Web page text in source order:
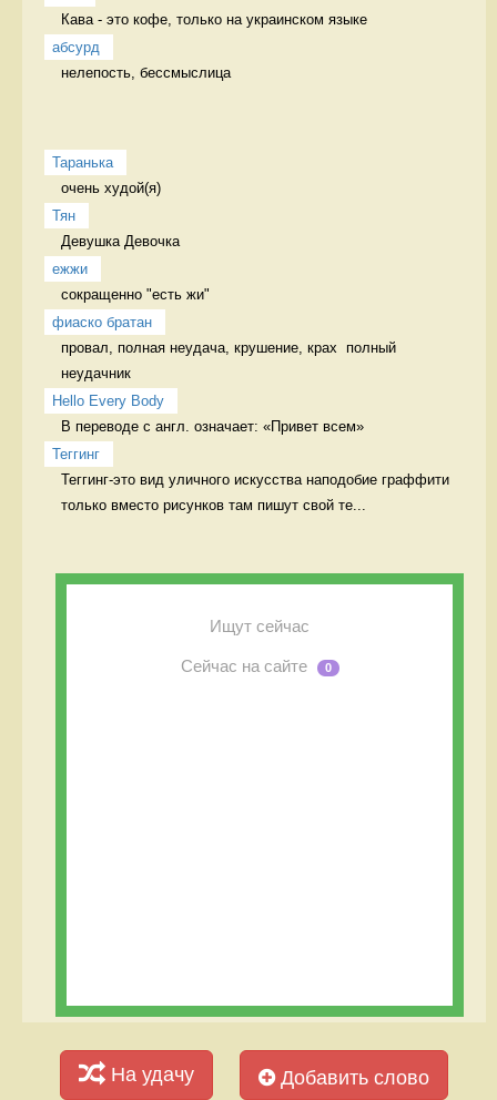
Кава - это кофе, только на украинском языке
абсурд
нелепость, бессмыслица
Таранька
очень худой(я)
Тян
Девушка Девочка
ежжи
сокращенно "есть жи"
фиаско братан
провал, полная неудача, крушение, крах  полный
неудачник
Hello Every Body
В переводе с англ. означает: «Привет всем»
Теггинг
Теггинг-это вид уличного искусства наподобие граффити
только вместо рисунков там пишут свой те...
Ищут сейчас
Сейчас на сайте 0
На удачу Добавить слово